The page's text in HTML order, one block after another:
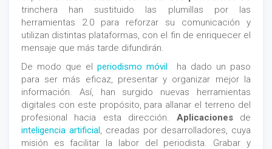
trinchera han sustituido las plumillas por las
herramientas 2.0 para reforzar su comunicación y
utilizan distintas plataformas, con el fin de enriquecer el
mensaje que más tarde difundirán.
De modo que elperiodismo móvil
ha dado un paso
para ser más eficaz, presentar y organizar mejor la
información. Así, han surgido nuevas herramientas
digitales con este propósito, para allanar el terreno del
profesional hacia esta dirección. Aplicacionesde
inteligencia artificial , creadas por desarrolladores, cuya
misión es facilitar la labor del periodista. Grabar y